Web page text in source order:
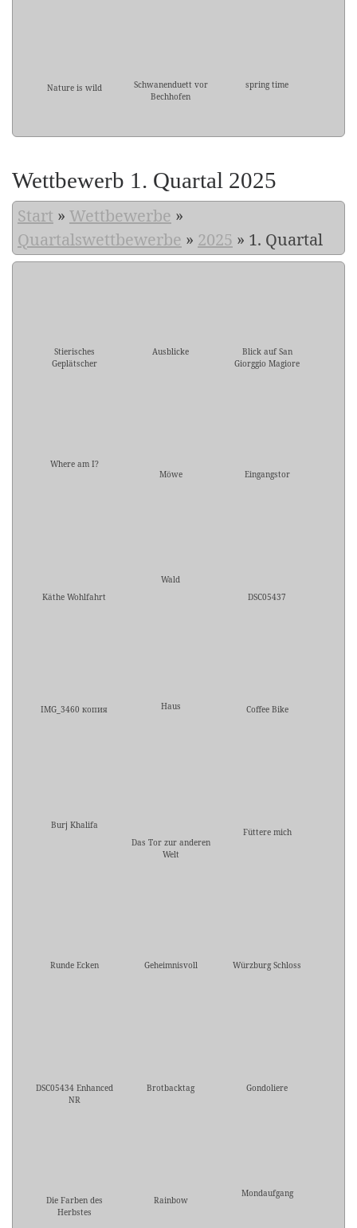
Nature is wild
Schwanenduett vor
Bechhofen
spring time
Wettbewerb 1. Quartal 2025
Start » Wettbewerbe »
Quartalswettbewerbe » 2025 » 1. Quartal
Stierisches
Geplätscher
Ausblicke
Blick auf San
Giorggio Magiore
Where am I?
Möwe
Eingangstor
Käthe Wohlfahrt
Wald
DSC05437
IMG_3460 копия Haus Coffee Bike
Burj Khalifa
Das Tor zur anderen
Welt
Füttere mich
Runde Ecken Geheimnisvoll Würzburg Schloss
DSC05434 Enhanced
NR
Brotbacktag Gondoliere
Die Farben des
Herbstes
Rainbow
Mondaufgang